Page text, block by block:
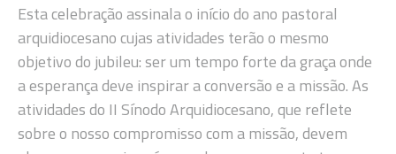
Esta celebração assinala o início do ano pastoral
arquidiocesano cujas atividades terão o mesmo
objetivo do jubileu: ser um tempo forte da graça onde
a esperança deve inspirar a conversão e a missão. As
atividades do II Sínodo Arquidiocesano, que reflete
sobre o nosso compromisso com a missão, devem